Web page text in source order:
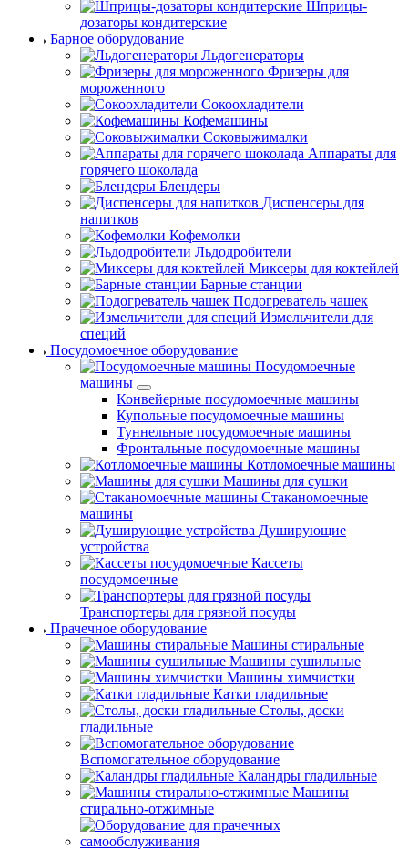
Шприцы-
дозаторы кондитерские
Барное оборудование
Льдогенераторы
Фризеры для
мороженного
Сокоохладители
Кофемашины
Соковыжималки
Аппараты для
горячего шоколада
Блендеры
Диспенсеры для
напитков
Кофемолки
Льдодробители
Миксеры для коктейлей
Барные станции
Подогреватель чашек
Измельчители для
специй
Посудомоечное оборудование
Посудомоечные
машины
Конвейерные посудомоечные машины
Купольные посудомоечные машины
Туннельные посудомоечные машины
Фронтальные посудомоечные машины
Котломоечные машины
Машины для сушки
Стаканомоечные
машины
Душирующие
устройства
Кассеты
посудомоечные
Транспортеры для грязной посуды
Прачечное оборудование
Машины стиральные
Машины сушильные
Машины химчистки
Катки гладильные
Столы, доски
гладильные
Вспомогательное оборудование
Каландры гладильные
Машины
стирально-отжимные